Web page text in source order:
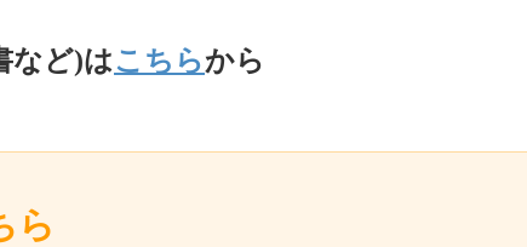
など)はこちらから
ら